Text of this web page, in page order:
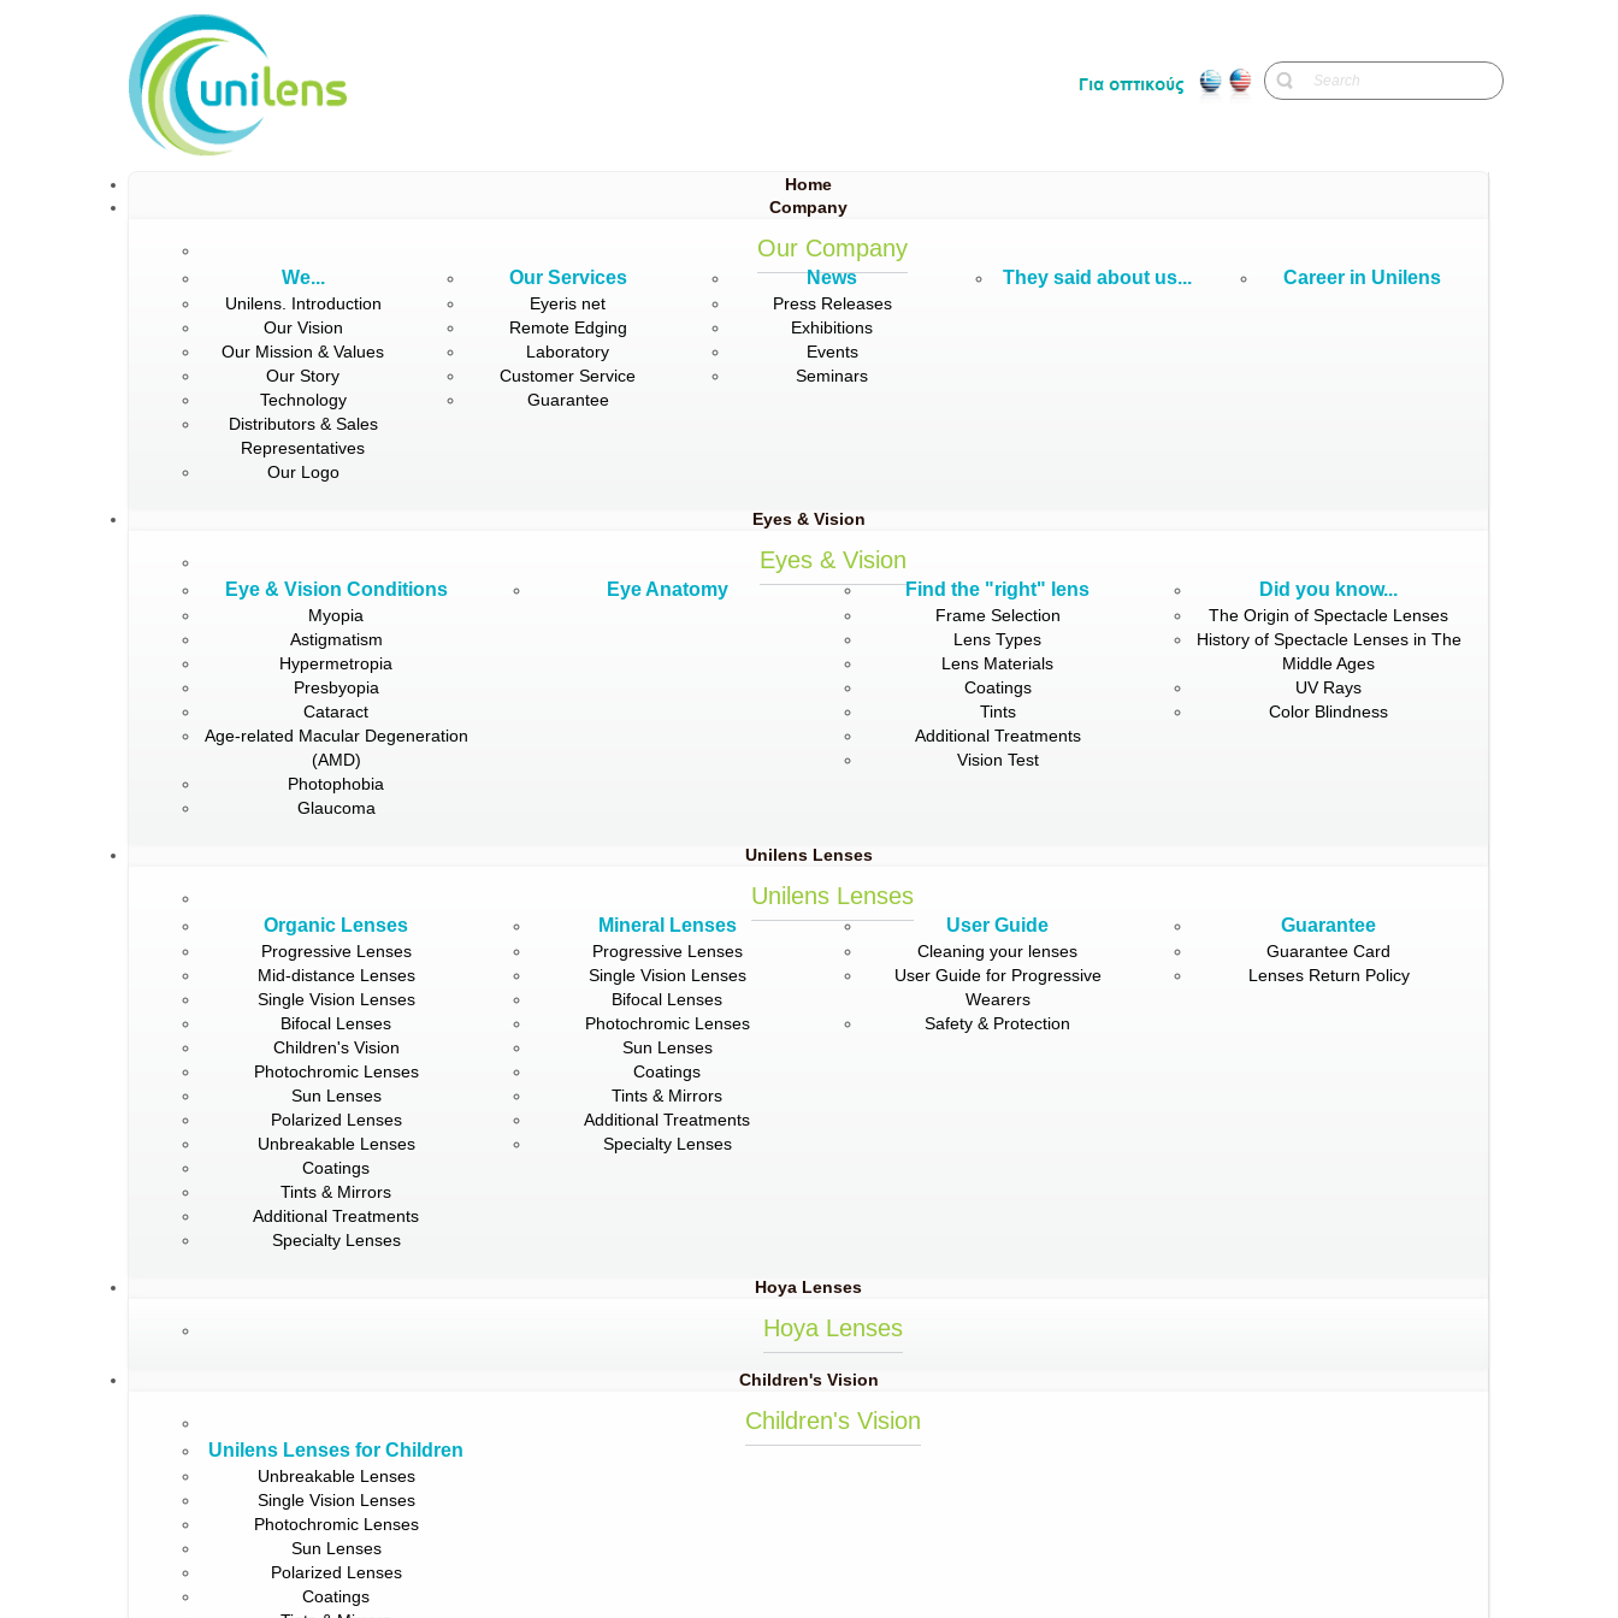
Home
Company
Our Company
We...
Unilens. Introduction
Our Vision
Our Mission & Values
Our Story
Technology
Distributors & Sales
Representatives
Our Logo
Our Services
Eyeris net
Remote Edging
Laboratory
Customer Service
Guarantee
News
Press Releases
Exhibitions
Events
Seminars
They said about us... Career in Unilens
Eyes & Vision
Eyes & Vision
Eye & Vision Conditions
Myopia
Astigmatism
Hypermetropia
Presbyopia
Cataract
Age-related Macular Degeneration
(AMD)
Photophobia
Glaucoma
Eye Anatomy Find the "right" lens
Frame Selection
Lens Types
Lens Materials
Coatings
Tints
Additional Treatments
Vision Test
Did you know...
The Origin of Spectacle Lenses
History of Spectacle Lenses in The
Middle Ages
UV Rays
Color Blindness
Unilens Lenses
Unilens Lenses
Organic Lenses
Progressive Lenses
Mid-distance Lenses
Single Vision Lenses
Bifocal Lenses
Children's Vision
Photochromic Lenses
Sun Lenses
Polarized Lenses
Unbreakable Lenses
Coatings
Tints & Mirrors
Additional Treatments
Specialty Lenses
Mineral Lenses
Progressive Lenses
Single Vision Lenses
Bifocal Lenses
Photochromic Lenses
Sun Lenses
Coatings
Tints & Mirrors
Additional Treatments
Specialty Lenses
User Guide
Cleaning your lenses
User Guide for Progressive
Wearers
Safety & Protection
Guarantee
Guarantee Card
Lenses Return Policy
Hoya Lenses
Hoya Lenses
Children's Vision
Children's Vision
Unilens Lenses for Children
Unbreakable Lenses
Single Vision Lenses
Photochromic Lenses
Sun Lenses
Polarized Lenses
Coatings